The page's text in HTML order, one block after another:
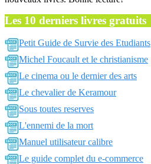
Les 10 derniers livres gratuits
Petit Guide de Survie des Etudiants
Michel Foucault et le christianisme
Le cinema ou le dernier des arts
Le chevalier de Keramour
Sous toutes reserves
L'ennemi de la mort
Manuel utilisateur calibre
Le guide complet du e-commerce